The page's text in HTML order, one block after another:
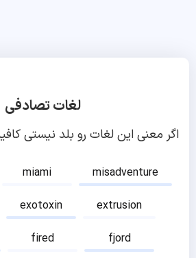
لغات تصادفی
اگر معنی این لغات رو بلد نیستی
miami
misadventure
exotoxin
extrusion
fired
fjord